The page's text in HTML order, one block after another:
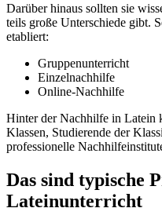
Darüber hinaus sollten sie
teils große Unterschiede gibt.
etabliert:
Gruppenunterricht
Einzelnachhilfe
Online-Nachhilfe
Hinter der Nachhilfe in Latein
Klassen, Studierende der
professionelle
Das sind typische
Lateinunterricht